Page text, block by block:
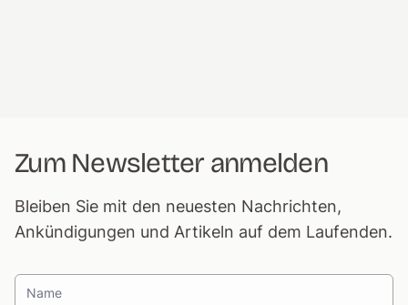
Zum Newsletter anmelden
Bleiben Sie mit den neuesten Nachrichten,
Ankündigungen und Artikeln auf dem Laufenden.